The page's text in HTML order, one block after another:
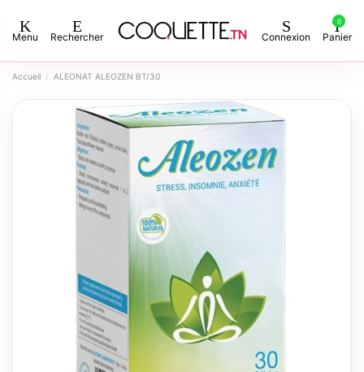
Menu Rechercher Connexion
0
Panier
Accueil ALEONAT ALEOZEN BT/30